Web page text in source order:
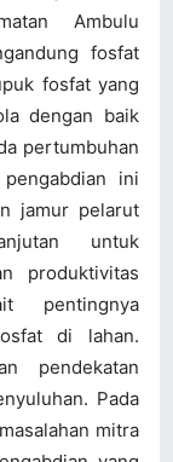
Ambulu
fosfat
fosfat yang
dengan baik
pertumbuhan
ini
jamur pelarut
untuk
produktivitas
pentingnya
di lahan.
pendekatan
Pada
mitra